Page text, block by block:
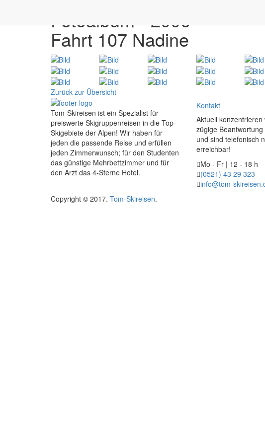
Fotoalbum - 2006
Fahrt 107 Nadine
Zurück zur Übersicht
Tom-Skireisen ist ein Spezialist für
preiswerte Skigruppenreisen in die Top-
Skigebiete der Alpen! Wir haben für
jeden die passende Reise und erfüllen
jeden Zimmerwunsch; für den Studenten
das günstige Mehrbettzimmer und für
den Arzt das 4-Sterne Hotel.
Kontakt
Aktuell
zügige
und sind telefonisch
erreichbar!
Mo - Fr | 12 - 18 h
(0521) 43 29 323
info@tom-
Copyright © 2017. Tom-Skireisen.